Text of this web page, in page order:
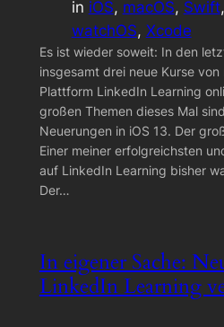
in iOS, macOS, Swift,
watchOS, Xcode
Es ist wieder soweit: In den
insgesamt drei neue Kurse
Plattform LinkedIn Learning
großen Themen dieses Mal
Neuerungen in iOS 13. Der
Einer meiner erfolgreichsten
auf LinkedIn Learning bisher
Der…
In eigener Sache:
LinkedIn Learning